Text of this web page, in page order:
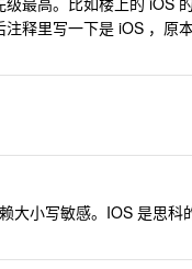
释里写一下是 iOS ，原
大小写敏感。IOS 是思科